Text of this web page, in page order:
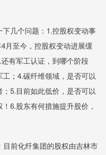
几个问题：1.控股权变动事
月至今，控股权变动进展缓
有军工认证，到哪个阶段
；4.碳纤维领域，是否可以
5.目前如此低价，是否可以
6.股东有何措施提升股价，
前化纤集团的股权由吉林市